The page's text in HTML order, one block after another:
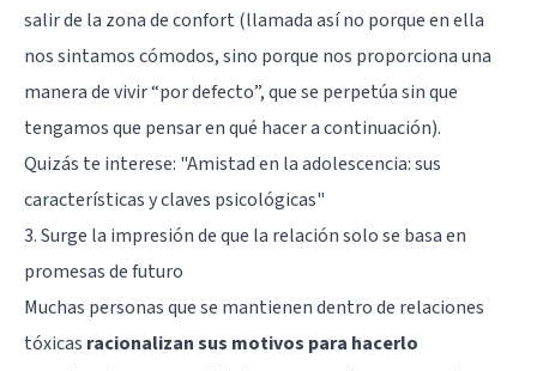
salir de la zona de confort (llamada así no porque en ella
nos sintamos cómodos, sino porque nos proporciona una
manera de vivir “por defecto”, que se perpetúa sin que
tengamos que pensar en qué hacer a continuación).
Quizás te interese: "Amistad en la adolescencia: sus
características y claves psicológicas"
3. Surge la impresión de que la relación solo se basa en
promesas de futuro
Muchas personas que se mantienen dentro de relaciones
tóxicas racionalizan sus motivos para hacerlo